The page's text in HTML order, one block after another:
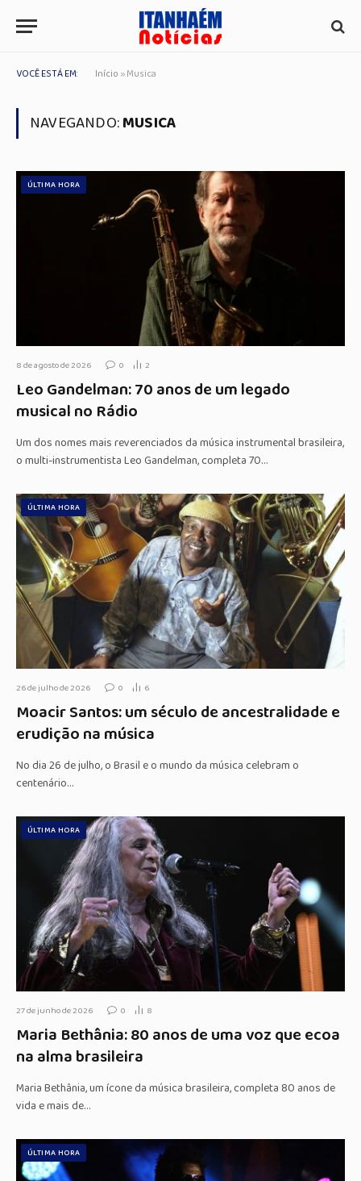
VOCÊ ESTÁ EM: Início »Musica
NAVEGANDO:MUSICA
ÚLTIMA HORA
8 de agosto de 2026 0 2
Leo Gandelman: 70 anos de um legado
musical no Rádio
Um dos nomes mais reverenciados da música instrumental brasileira,
o multi-instrumentista Leo Gandelman, completa 70…
ÚLTIMA HORA
26 de julho de 2026 0 6
Moacir Santos: um século de ancestralidade e
erudição na música
No dia 26 de julho, o Brasil e o mundo da música celebram o
centenário…
ÚLTIMA HORA
27 de junho de 2026 0 8
Maria Bethânia: 80 anos de uma voz que ecoa
na alma brasileira
Maria Bethânia, um ícone da música brasileira, completa 80 anos de
vida e mais de…
ÚLTIMA HORA